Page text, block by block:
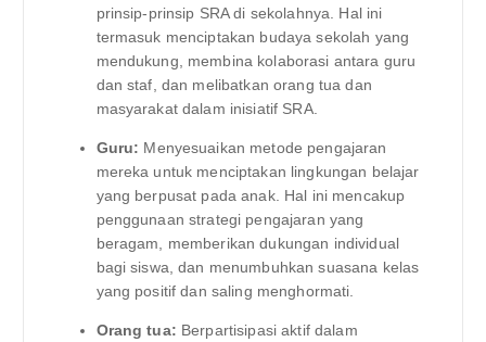
prinsip-prinsip SRA di sekolahnya. Hal ini
termasuk menciptakan budaya sekolah yang
mendukung, membina kolaborasi antara guru
dan staf, dan melibatkan orang tua dan
masyarakat dalam inisiatif SRA.
Guru: Menyesuaikan metode pengajaran
mereka untuk menciptakan lingkungan belajar
yang berpusat pada anak. Hal ini mencakup
penggunaan strategi pengajaran yang
beragam, memberikan dukungan individual
bagi siswa, dan menumbuhkan suasana kelas
yang positif dan saling menghormati.
Orang tua: Berpartisipasi aktif dalam